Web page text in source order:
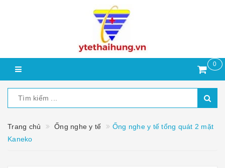
0
Trang chủ Ống nghe y tế
Ống nghe y tế tổng quát 2 mặt
Kaneko